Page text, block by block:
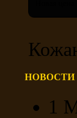
НОВОСТИ
1